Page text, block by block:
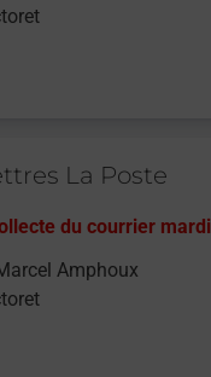
La Poste
du courrier mardi
Amphoux